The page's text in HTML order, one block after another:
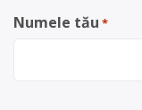
Numele tău *